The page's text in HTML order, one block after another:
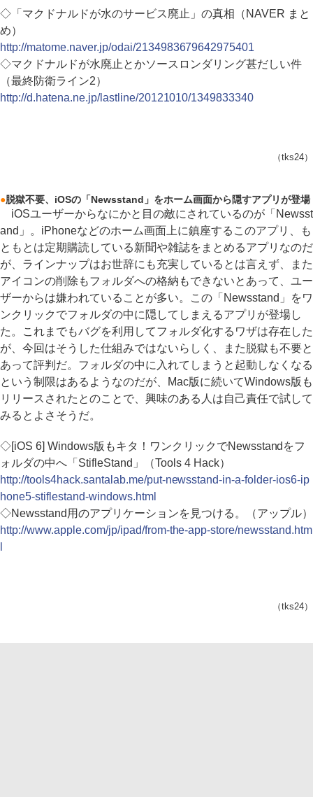
◇「マクドナルドが水のサービス廃止」の真相（NAVER まと
め）
http://matome.naver.jp/odai/2134983679642975401
◇マクドナルドが水廃止とかソースロンダリング甚だしい件
（最終防衛ライン2）
http://d.hatena.ne.jp/lastline/20121010/1349833340
（tks24）
●脱獄不要、iOSの「Newsstand」をホーム画面から隠すアプリが登場
iOSユーザーからなにかと目の敵にされているのが「Newsst
and」。iPhoneなどのホーム画面上に鎮座するこのアプリ、も
ともとは定期購読している新聞や雑誌をまとめるアプリなのだ
が、ラインナップはお世辞にも充実しているとは言えず、また
アイコンの削除もフォルダへの格納もできないとあって、ユー
ザーからは嫌われていることが多い。この「Newsstand」をワ
ンクリックでフォルダの中に隠してしまえるアプリが登場し
た。これまでもバグを利用してフォルダ化するワザは存在した
が、今回はそうした仕組みではないらしく、また脱獄も不要と
あって評判だ。フォルダの中に入れてしまうと起動しなくなる
という制限はあるようなのだが、Mac版に続いてWindows版も
リリースされたとのことで、興味のある人は自己責任で試して
みるとよさそうだ。
◇[iOS 6] Windows版もキタ！ワンクリックでNewsstandをフ
ォルダの中へ「StifleStand」（Tools 4 Hack）
http://tools4hack.santalab.me/put-newsstand-in-a-folder-ios6-ip
hone5-stiflestand-windows.html
◇Newsstand用のアプリケーションを見つける。（アップル）
http://www.apple.com/jp/ipad/from-the-app-store/newsstand.htm
（tks24）